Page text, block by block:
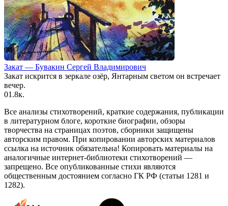
Закат — Бувакин Сергей Владимирович
Закат искрится в зеркале озёр, Янтарным светом он встречает
вечер.
01.8к.
Все анализы стихотворений, краткие содержания, публикации
в литературном блоге, короткие биографии, обзоры
творчества на страницах поэтов, сборники защищены
авторским правом. При копировании авторских материалов
ссылка на источник обязательна! Копировать материалы на
аналогичные интернет-библиотеки стихотворений —
запрещено. Все опубликованные стихи являются
общественным достоянием согласно ГК РФ (статьи 1281 и
1282).